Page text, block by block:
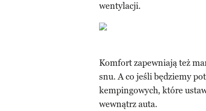
wentylacji.
Komfort zapewniają też
snu. A co jeśli będziemy
kempingowych, które
wewnątrz auta.